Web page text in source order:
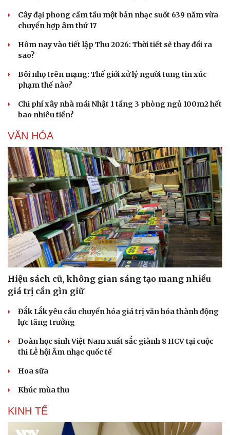
Sân khấu - Điện ảnh
Âm nhạc
Cây đại phong cầm tấu một bản nhạc suốt 639 năm vừa
chuyển hợp âm thứ 17
Hôm nay vào tiết lập Thu 2026: Thời tiết sẽ thay đổi ra
sao?
Bôi nhọ trên mạng: Thế giới xử lý người tung tin xúc
phạm thế nào?
Chi phí xây nhà mái Nhật 1 tầng 3 phòng ngủ 100m2 hết
bao nhiêu tiền?
VĂN HÓA
Hiệu sách cũ, không gian sáng tạo mang nhiều
giá trị cần gìn giữ
Đắk Lắk yêu cầu chuyển hóa giá trị văn hóa thành động
lực tăng trưởng
Đoàn học sinh Việt Nam xuất sắc giành 8 HCV tại cuộc
thi Lễ hội Âm nhạc quốc tế
Hoa sữa
Khúc mùa thu
KINH TẾ